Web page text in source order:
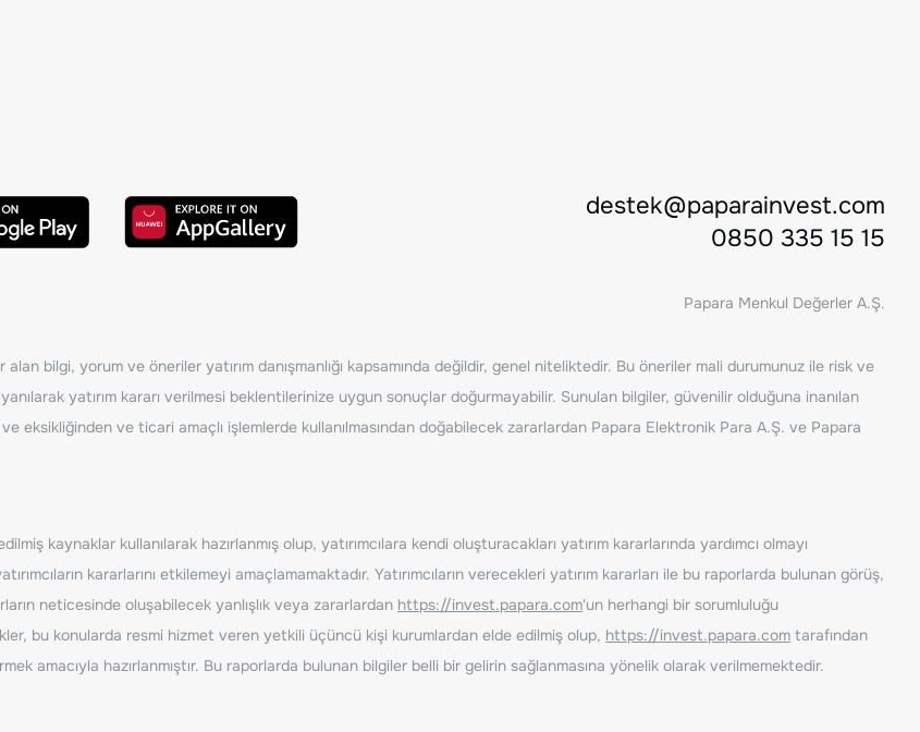
destek@paparainvest.com
0850 335 15 15
Papara Menkul Değerler A.Ş.
bilgi, yorum ve öneriler yatırım danışmanlığı kapsamında değildir, genel niteliktedir. Bu öneriler mali durumunuz ile risk ve
yatırım kararı verilmesi beklentilerinize uygun sonuçlar doğurmayabilir. Sunulan bilgiler, güvenilir olduğuna inanılan
eksikliğinden ve ticari amaçlı işlemlerde kullanılmasından doğabilecek zararlardan Papara Elektronik Para A.Ş. ve Papara
kaynaklar kullanılarak hazırlanmış olup, yatırımcılara kendi oluşturacakları yatırım kararlarında yardımcı olmayı
kararlarını etkilemeyi amaçlamamaktadır. Yatırımcıların verecekleri yatırım kararları ile bu raporlarda bulunan görüş,
neticesinde oluşabilecek yanlışlık veya zararlardan https://invest.papara.com'un herhangi bir sorumluluğu
bu konularda resmi hizmet veren yetkili üçüncü kişi kurumlardan elde edilmiş olup, https://invest.papara.com tarafından
amacıyla hazırlanmıştır. Bu raporlarda bulunan bilgiler belli bir gelirin sağlanmasına yönelik olarak verilmemektedir.